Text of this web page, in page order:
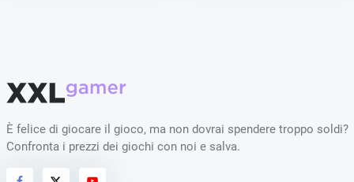
È felice di giocare il gioco, ma non dovrai spendere troppo soldi?
Confronta i prezzi dei giochi con noi e salva.